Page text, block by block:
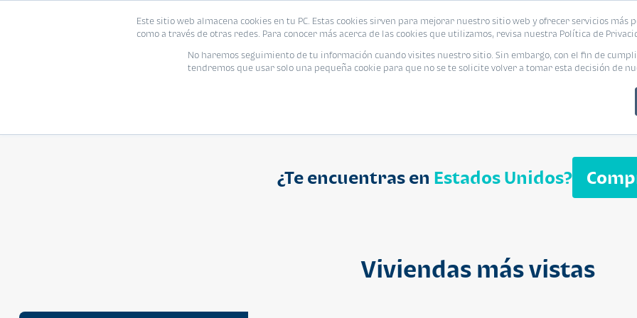
Este sitio web almacena cookies en tu PC. Estas cookies sirven para mejorar nuestro sitio web y ofrecer servicios más
como a través de otras redes. Para conocer más acerca de las cookies que utilizamos, revisa nuestra Política de
No haremos seguimiento de tu información cuando visites nuestro sitio. Sin embargo, con el fin de
tendremos que usar solo una pequeña cookie para que no se te solicite volver a tomar esta decisión de
Proyecto Modelo Inmobiliaria
¿Te encuentras en Estados Unidos?
Viviendas más vistasSegheria
Viviendas Eventos Promociones Blog